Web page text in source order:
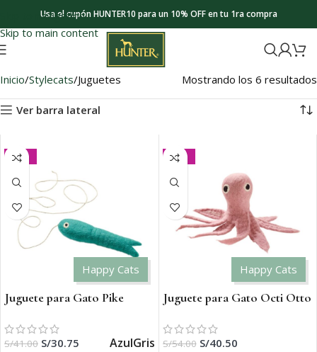
Skip to navigation
Skip to main content
Usa el cupón HUNTER10 para un 10% OFF en tu 1ra compra
Inicio Stylecats Juguetes Mostrando los 6 resultados
Ver barra lateral
Happy Cats
-25%
Juguete para Gato Pike
S/41.00 S/30.75 AzulGris
Happy Cats
-25%
Juguete para Gato Octi Otto
S/54.00 S/40.50